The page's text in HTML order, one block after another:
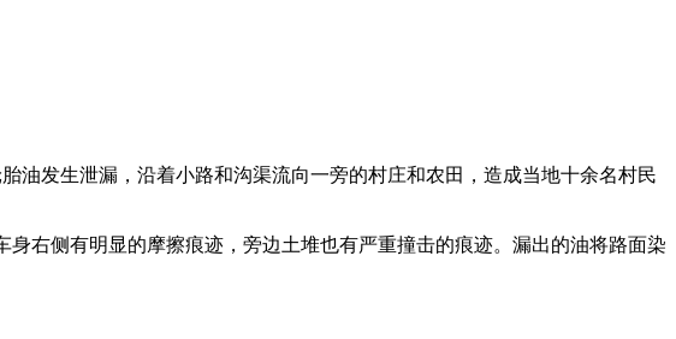
发生泄漏，沿着小路和沟渠流向一旁的村庄和农田，造成当地十余名村民
右侧有明显的摩擦痕迹，旁边土堆也有严重撞击的痕迹。漏出的油将路面染